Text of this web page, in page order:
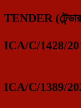
TENDER
ICA/C/1428/
ICA/C/1389/